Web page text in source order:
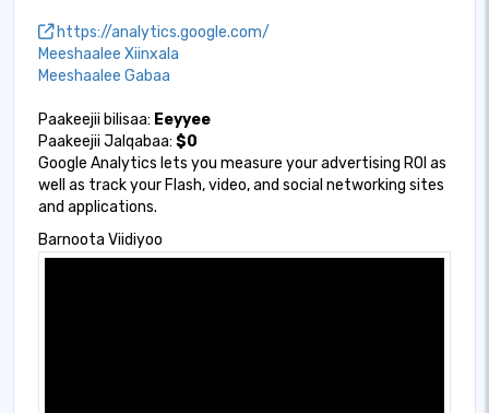
https://analytics.google.com/
Meeshaalee Xiinxala
Meeshaalee Gabaa
Paakeejii bilisaa: Eeyyee
Paakeejii Jalqabaa: $0
Google Analytics lets you measure your advertising ROI as
well as track your Flash, video, and social networking sites
and applications.
Barnoota Viidiyoo